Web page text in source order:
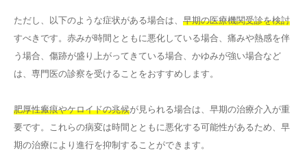
ただし、以下のような症状がある場合は、 早期の医療機関受診を検討
すべきです。赤みが時間とともに悪化している場合、痛みや熱感を伴
う場合、傷跡が盛り上がってきている場合、かゆみが強い場合など
は、専門医の診察を受けることをおすすめします。
肥厚性瘢痕やケロイドの兆候が見られる場合は、早期の治療介入が重
要です。これらの病変は時間とともに悪化する可能性があるため、早
期の治療により進行を抑制することができます。